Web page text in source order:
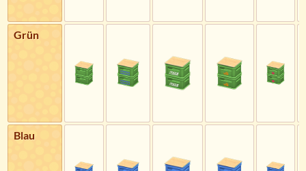
Grün
Blau